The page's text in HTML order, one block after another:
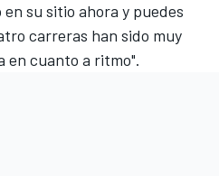
su sitio ahora y puedes
carreras han sido muy
en cuanto a ritmo".